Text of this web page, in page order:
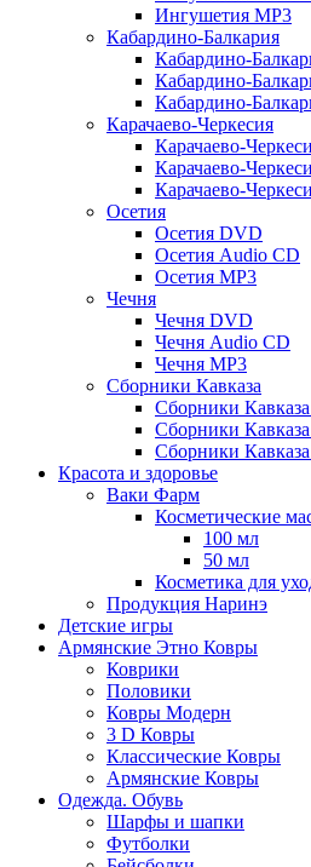
Ингушетия MP3
Кабардино-Балкария
Кабардино-
Кабардино-
Кабардино-
Карачаево-Черкесия
Карачаево-
Карачаево-
Карачаево-
Осетия
Осетия DVD
Осетия Audio CD
Осетия MP3
Чечня
Чечня DVD
Чечня Audio CD
Чечня MP3
Сборники Кавказа
Сборники
Сборники
Сборники
Красота и здоровье
Ваки Фарм
Косметические
100 мл
50 мл
Косметика для
Продукция Наринэ
Детские игры
Армянские Этно Ковры
Коврики
Половики
Ковры Модерн
3 D Ковры
Классические Ковры
Армянские Ковры
Одежда. Обувь
Шарфы и шапки
Футболки